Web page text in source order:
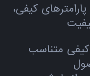
کیفی،
کیفی متناسب